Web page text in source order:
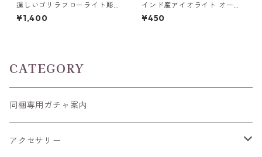
逞しいゴリラフローライト彫
刻 置物 3.5g前後 高さ15mm前
後
¥1,400
インド産アイオライト オーバ
ルカボション0.65ct前後 6m
m*4mm前後
¥450
CATEGORY
同梱専用ガチャ案内
アクセサリー